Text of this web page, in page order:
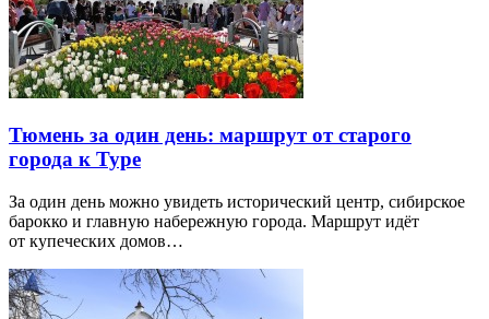
Тюмень за один день: маршрут от старого
города к Туре
За один день можно увидеть исторический центр, сибирское
барокко и главную набережную города. Маршрут идёт
от купеческих домов…